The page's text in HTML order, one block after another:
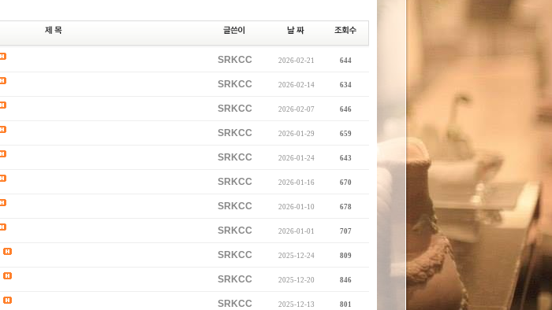
SRKCC 2026-02-21 644
SRKCC 2026-02-14 634
SRKCC 2026-02-07 646
SRKCC 2026-01-29 659
SRKCC 2026-01-24 643
SRKCC 2026-01-16 670
SRKCC 2026-01-10 678
SRKCC 2026-01-01 707
SRKCC 2025-12-24 809
SRKCC 2025-12-20 846
SRKCC 2025-12-13 801